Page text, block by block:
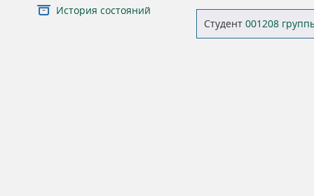
з История состояний
Студент 001208